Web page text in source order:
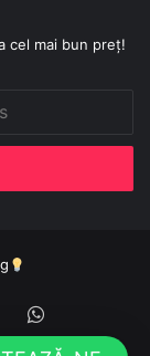
cel mai bun preț!
TikTokWhatsApp